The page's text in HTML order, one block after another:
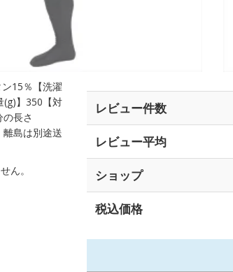
15％【洗濯
(g)】350【対
長さ
島は別途送
ん。
レビュー件数
レビュー平均
ショップ
税込価格